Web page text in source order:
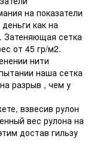
на показатели
как на
Затеняющая сетка
от 45 гр/м2.
нити
наша сетка
разрыв , чем у
взвесив рулон
вес рулона на
достав гильзу